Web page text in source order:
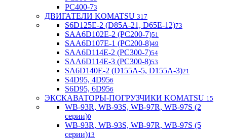
PC400-73
ДВИГАТЕЛИ KOMATSU 317
S6D125E-2 (D85A-21, D65E-12)73
SAA6D102E-2 (PC200-7)51
SAA6D107E-1 (PC200-8)49
SAA6D114E-2 (PC300-7)54
SAA6D114E-3 (PC300-8)53
SA6D140E-2 (D155A-5, D155A-3)21
S4D95, 4D956
S6D95, 6D956
ЭКСКАВАТОРЫ-ПОГРУЗЧИКИ KOMATSU 15
WB-93R, WB-93S, WB-97R, WB-97S (2
серии)0
WB-93R, WB-93S, WB-97R, WB-97S (5
серии)13